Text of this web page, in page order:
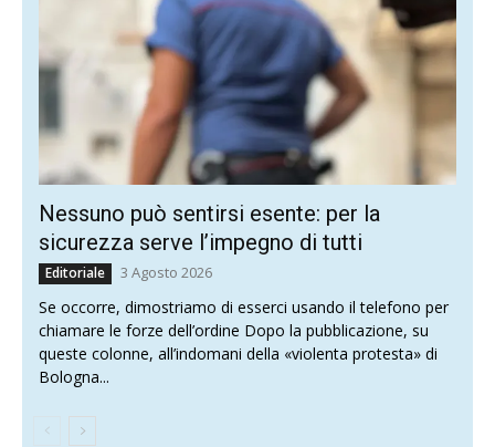
Nessuno può sentirsi esente: per la
sicurezza serve l’impegno di tutti
Editoriale 3 Agosto 2026
Se occorre, dimostriamo di esserci usando il telefono per
chiamare le forze dell’ordine Dopo la pubblicazione, su
queste colonne, all’indomani della «violenta protesta» di
Bologna...